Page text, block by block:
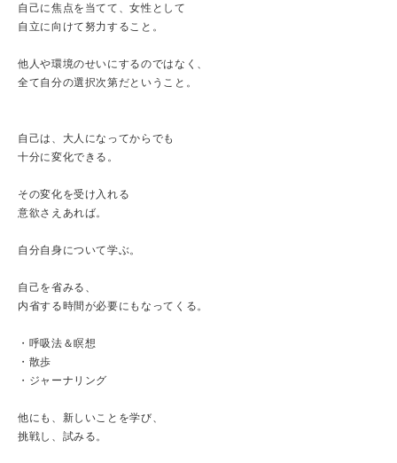
自己に焦点を当てて、女性として
自立に向けて努力すること。
他人や環境のせいにするのではなく、
全て自分の選択次第だということ。
自己は、大人になってからでも
十分に変化できる。
その変化を受け入れる
意欲さえあれば。
自分自身について学ぶ。
自己を省みる、
内省する時間が必要にもなってくる。
・呼吸法＆瞑想
・散歩
・ジャーナリング
他にも、新しいことを学び、
挑戦し、試みる。